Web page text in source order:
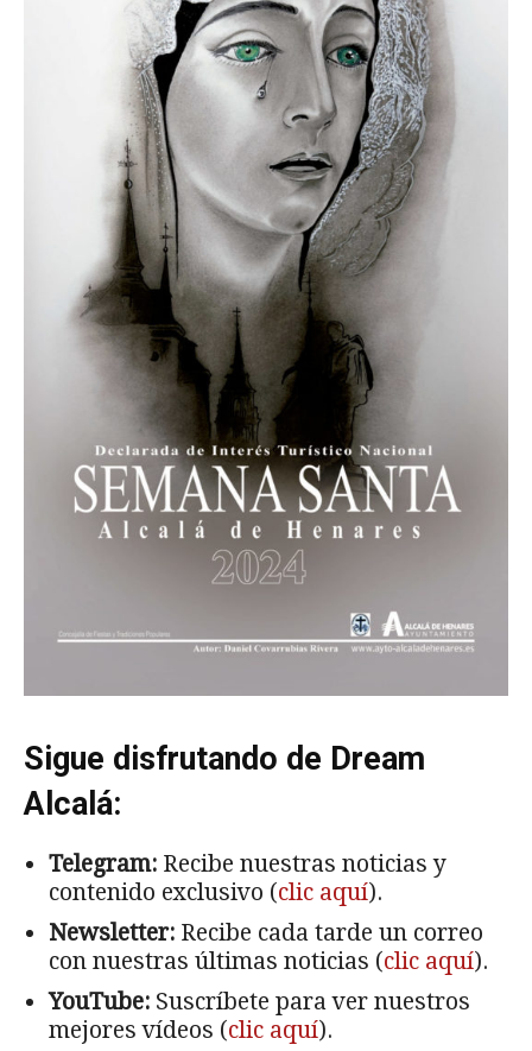
Sigue disfrutando de Dream
Alcalá:
Telegram: Recibe nuestras noticias y
contenido exclusivo (clic aquí).
Newsletter: Recibe cada tarde un correo
con nuestras últimas noticias (clic aquí).
YouTube: Suscríbete para ver nuestros
mejores vídeos (clic aquí).